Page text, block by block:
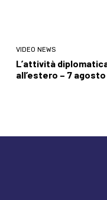
VIDEO NEWS
L’attività
all’estero – 7